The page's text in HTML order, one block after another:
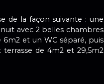
de la façon suivante : une
avec 2 belles chambres
6m2 et un WC séparé, puis
terrasse de 4m2 et 29,5m2